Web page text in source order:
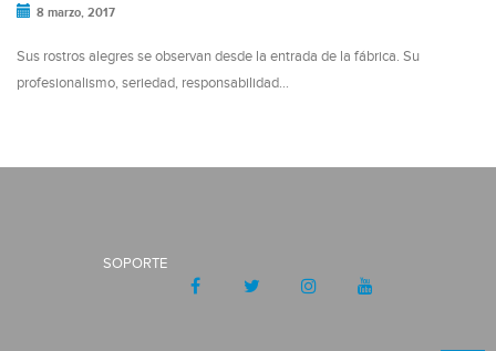
8 marzo, 2017
Sus rostros alegres se observan desde la entrada de la fábrica. Su
profesionalismo, seriedad, responsabilidad…
SOPORTE